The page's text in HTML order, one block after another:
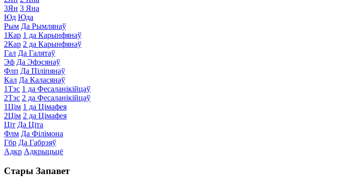
3Ян 3 Яна
Юд Юда
Рым Да Рымлянаў
1Кар 1 да Карынфянаў
2Кар 2 да Карынфянаў
Гал Да Галятаў
Эф Да Эфэсянаў
Флп Да Піліпянаў
Кал Да Каласянаў
1Тэс 1 да Фесаланікійцаў
2Тэс 2 да Фесаланікійцаў
1Цім 1 да Цімафея
2Цім 2 да Цімафея
Ціт Да Ціта
Флм Да Філімона
Гбр Да Габрэяў
Адкр Адкрыцьцё
Стары Запавет